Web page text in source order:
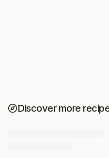
Discover more